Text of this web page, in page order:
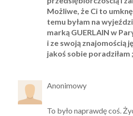
Możliwe, że Ci to
temu byłam na
marką GUERLAIN w
i ze swoją znajomością
jakoś sobie poradziłam
Anonimowy
To było naprawdę coś.